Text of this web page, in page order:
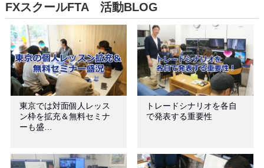
FXスクールFTA 活動BLOG
東京では対面個人レッス
ン枠を拡充＆無料セミナ
ーも盛…
トレードシナリオを各自
で発表する重要性